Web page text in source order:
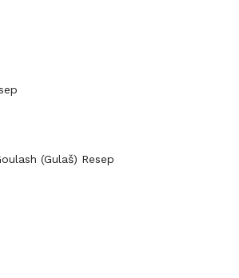
(Gulaš) Resep